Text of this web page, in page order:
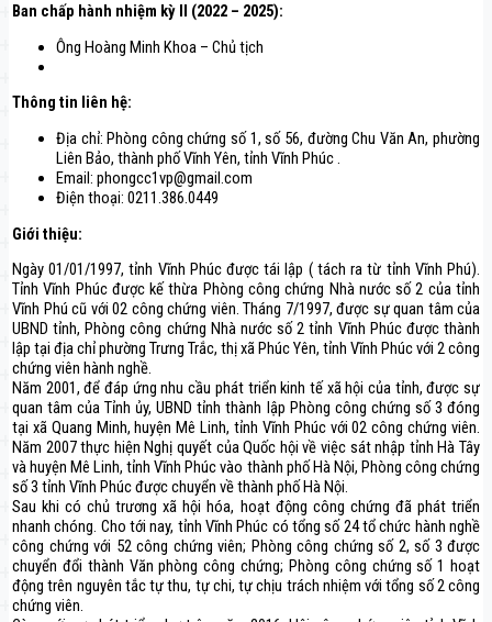
Ban chấp hành nhiệm kỳ II (2022 – 2025):
Ông Hoàng Minh Khoa – Chủ tịch
Thông tin liên hệ:
Địa chỉ: Phòng công chứng số 1, số 56, đường Chu Văn An, phường
Liên Bảo, thành phố Vĩnh Yên, tỉnh Vĩnh Phúc .
Email: phongcc1vp@gmail.com
Điện thoại: 0211.386.0449
Giới thiệu:
Ngày 01/01/1997, tỉnh Vĩnh Phúc được tái lập ( tách ra từ tỉnh Vĩnh Phú).
Tỉnh Vĩnh Phúc được kế thừa Phòng công chứng Nhà nước số 2 của tỉnh
Vĩnh Phú cũ với 02 công chứng viên. Tháng 7/1997, được sự quan tâm của
UBND tỉnh, Phòng công chứng Nhà nước số 2 tỉnh Vĩnh Phúc được thành
lập tại địa chỉ phường Trưng Trắc, thị xã Phúc Yên, tỉnh Vĩnh Phúc với 2 công
chứng viên hành nghề.
Năm 2001, để đáp ứng nhu cầu phát triển kinh tế xã hội của tỉnh, được sự
quan tâm của Tỉnh ủy, UBND tỉnh thành lập Phòng công chứng số 3 đóng
tại xã Quang Minh, huyện Mê Linh, tỉnh Vĩnh Phúc với 02 công chứng viên.
Năm 2007 thực hiện Nghị quyết của Quốc hội về việc sát nhập tỉnh Hà Tây
và huyện Mê Linh, tỉnh Vĩnh Phúc vào thành phố Hà Nội, Phòng công chứng
số 3 tỉnh Vĩnh Phúc được chuyển về thành phố Hà Nội.
Sau khi có chủ trương xã hội hóa, hoạt động công chứng đã phát triển
nhanh chóng. Cho tới nay, tỉnh Vĩnh Phúc có tổng số 24 tổ chức hành nghề
công chứng với 52 công chứng viên; Phòng công chứng số 2, số 3 được
chuyển đổi thành Văn phòng công chứng; Phòng công chứng số 1 hoạt
động trên nguyên tắc tự thu, tự chi, tự chịu trách nhiệm với tổng số 2 công
chứng viên.